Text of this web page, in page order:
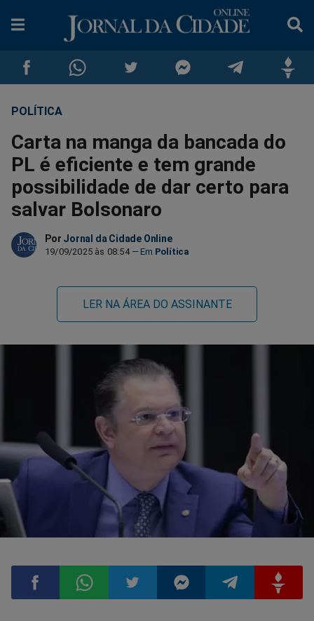
Compartilhar
no
Facebook
Compartilhar
no
Whatsapp
no
Twitter
no
Messenger
no
Telegram
no
Gettr
POLÍTICA
Carta na manga da bancada do
PL é eficiente e tem grande
possibilidade de dar certo para
salvar Bolsonaro
Por Jornal da Cidade Online
19/09/2025 às 08:54 Política
LER NA ÁREA DO ASSINANTE